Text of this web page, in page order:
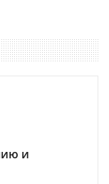
и